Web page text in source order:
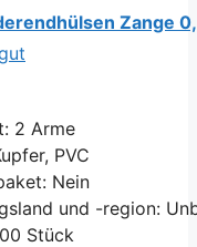
Zange
2 Arme
PVC
Nein
und -region:
Stück